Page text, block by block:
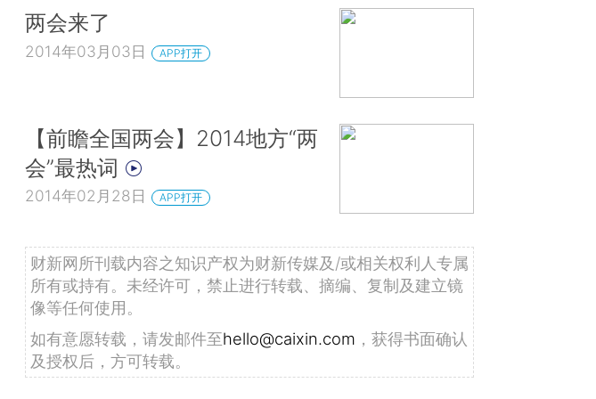
两会来了
2014年03月03日 APP打开
【前瞻全国两会】2014地方“两
会”最热词
2014年02月28日 APP打开
财新网所刊载内容之知识产权为财新传媒及/或相关权利人专属
所有或持有。未经许可，禁止进行转载、摘编、复制及建立镜
像等任何使用。
如有意愿转载，请发邮件至hello@caixin.com ，获得书面确认
及授权后，方可转载。